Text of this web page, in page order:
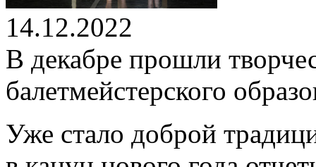
14.12.2022
В декабре прошли
балетмейстерского
Уже стало доброй